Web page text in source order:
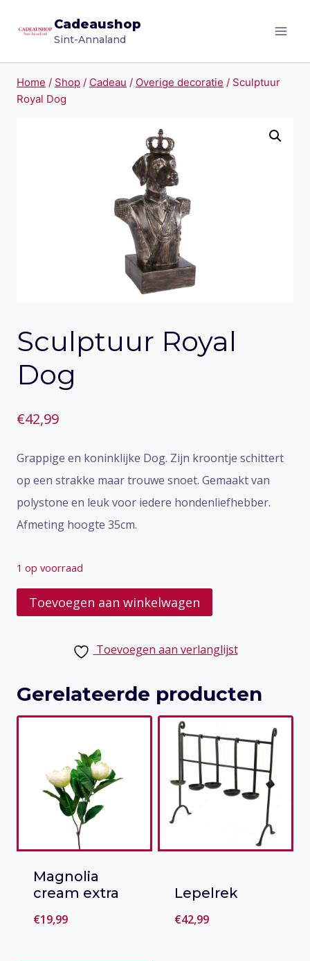
naar
Cadeaushop
Sint-Annaland
Home / Shop / Cadeau / Overige decoratie / Sculptuur
Royal Dog
Sculptuur Royal
Dog
€42,99
Grappige en koninklijke Dog. Zijn kroontje schittert
op een strakke maar trouwe snoet. Gemaakt van
polystone en leuk voor iedere hondenliefhebber.
Afmeting hoogte 35cm.
1 op voorraad
Sculptuur
Royal
Toevoegen aan winkelwagen
Toevoegen aan verlanglijst
Gerelateerde producten
Magnolia
cream extra
€19,99
Lepelrek
€42,99